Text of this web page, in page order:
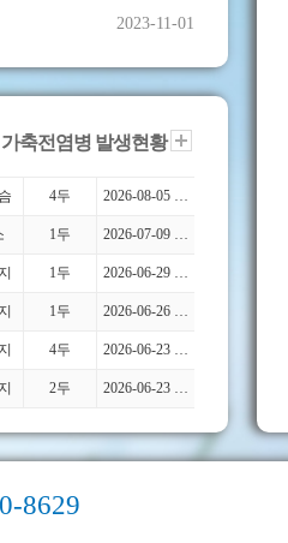
2023-11-01
현황 4두 2026-08-05 (2026-08-05)
1두 2026-07-09 (2026-07-09)
1두 2026-06-29 (2026-06-29)
1두 2026-06-26 (2026-06-26)
4두 2026-06-23 (2026-06-23)
2두 2026-06-23 (2026-06-23)
축전염병 발생현황
8629